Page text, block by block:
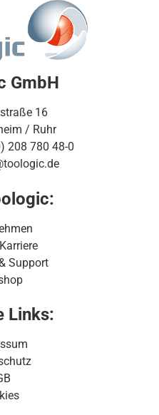
GmbH
16
/ Ruhr
208 780 48-0
Support
Links: